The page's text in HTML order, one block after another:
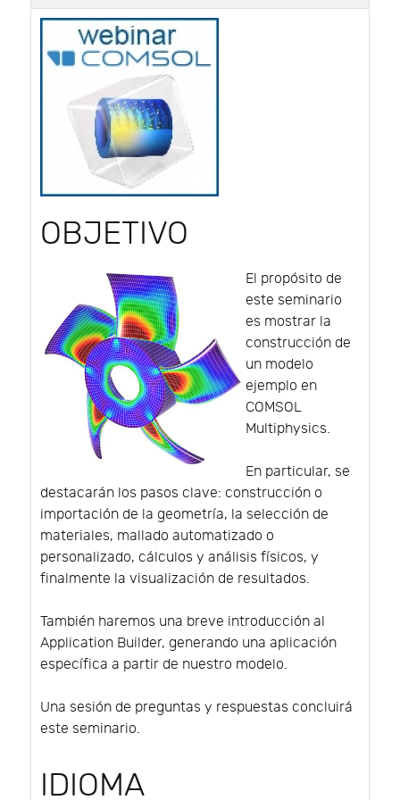
OBJETIVO
El propósito de
este seminario
es mostrar la
construcción de
un modelo
ejemplo en
COMSOL
Multiphysics.
En particular, se
destacarán los pasos clave: construcción o
importación de la geometría, la selección de
materiales, mallado automatizado o
personalizado, cálculos y análisis físicos, y
finalmente la visualización de resultados.
También haremos una breve introducción al
Application Builder, generando una aplicación
específica a partir de nuestro modelo.
Una sesión de preguntas y respuestas concluirá
este seminario.
IDIOMA